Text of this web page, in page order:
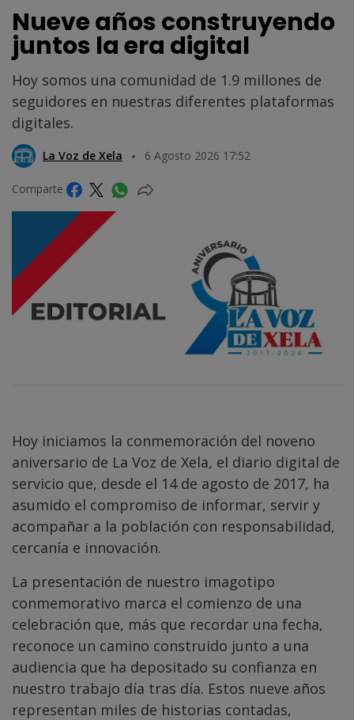
Nueve años construyendo
juntos la era digital
Hoy somos una comunidad de 1.9 millones de
seguidores en nuestras diferentes plataformas
digitales.
La Voz de Xela 6 Agosto 2026 17:52
Comparte
Hoy iniciamos la conmemoración del noveno
aniversario de La Voz de Xela, el diario digital de
servicio que, desde el 14 de agosto de 2017, ha
asumido el compromiso de informar, servir y
acompañar a la población con responsabilidad,
cercanía e innovación.
La presentación de nuestro imagotipo
conmemorativo marca el comienzo de una
celebración que, más que recordar una fecha,
reconoce un camino construido junto a una
audiencia que ha depositado su confianza en
nuestro trabajo día tras día. Estos nueve años
representan miles de historias contadas,